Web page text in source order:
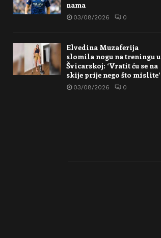
nama
03/08/2026 0
Elvedina Muzaferija
slomila nogu na treningu u
Švicarskoj: ‘Vratit ću se na
skije prije nego što mislite’
03/08/2026 0